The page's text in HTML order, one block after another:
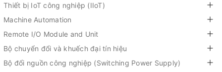
Thiết bị IoT công nghiệp (IIoT)
Machine Automation
Remote I/O Module and Unit
Bộ chuyển đổi và khuếch đại tín hiệu
Bộ đổi nguồn công nghiệp (Switching Power Supply)